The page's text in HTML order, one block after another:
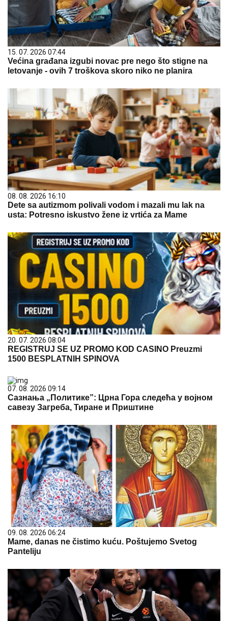
15. 07. 2026 07:44
Većina građana izgubi novac pre nego što stigne na
letovanje - ovih 7 troškova skoro niko ne planira
08. 08. 2026 16:10
Dete sa autizmom polivali vodom i mazali mu lak na
usta: Potresno iskustvo žene iz vrtića za Mame
20. 07. 2026 08:04
REGISTRUJ SE UZ PROMO KOD CASINO Preuzmi
1500 BESPLATNIH SPINOVA
07. 08. 2026 09:14
Сазнања „Политике”: Црна Гора следећа у војном
савезу Загреба, Тиране и Приштине
09. 08. 2026 06:24
Mame, danas ne čistimo kuću. Poštujemo Svetog
Panteliju